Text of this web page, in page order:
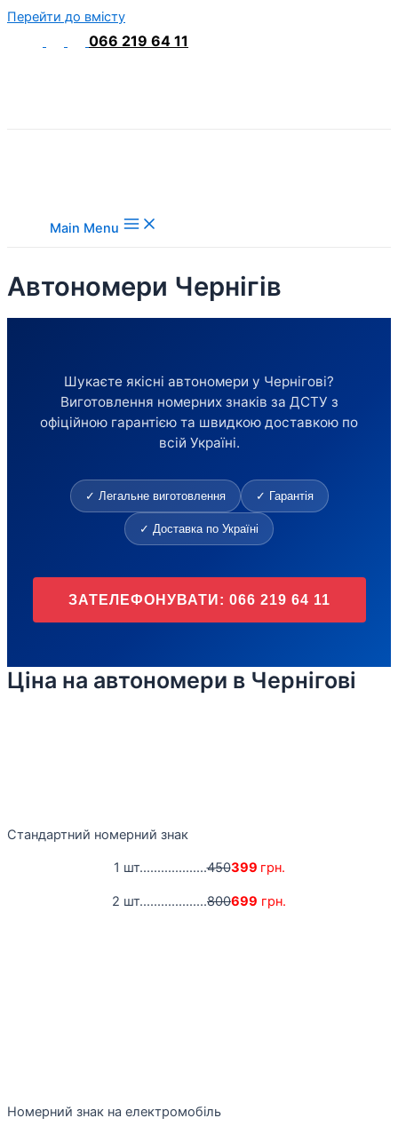
Перейти до вмісту
066 219 64 11
Main Menu
Автономери Чернігів
Шукаєте якісні автономери у Чернігові?
Виготовлення номерних знаків за ДСТУ з
офіційною гарантією та швидкою доставкою по
всій Україні.
✓ Легальне виготовлення ✓ Гарантія
✓ Доставка по Україні
ЗАТЕЛЕФОНУВАТИ: 066 219 64 11
Ціна на автономери в Чернігові
Стандартний номерний знак
1 шт...................450399 грн.
2 шт...................800699 грн.
Номерний знак на електромобіль